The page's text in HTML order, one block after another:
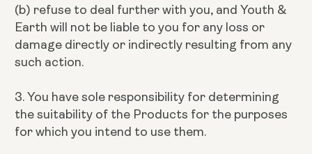
(b) refuse to deal further with you, and Youth &
Earth will not be liable to you for any loss or
damage directly or indirectly resulting from any
such action.
3. You have sole responsibility for determining
the suitability of the Products for the purposes
for which you intend to use them.